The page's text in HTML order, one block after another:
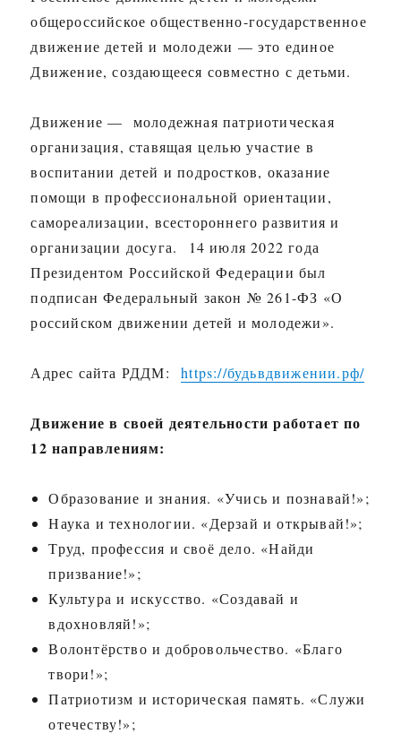
общероссийское общественно-государственное
движение детей и молодежи — это единое
Движение, создающееся совместно с детьми.
Движение — молодежная патриотическая
организация, ставящая целью участие в
воспитании детей и подростков, оказание
помощи в профессиональной ориентации,
самореализации, всестороннего развития и
организации досуга. 14 июля 2022 года
Президентом Российской Федерации был
подписан Федеральный закон № 261-ФЗ «О
российском движении детей и молодежи».
Адрес сайта РДДМ:https://будьвдвижении.рф/
Движение в своей деятельности работает по
12 направлениям:
Образование и знания. «Учись и познавай!»;
Наука и технологии. «Дерзай и открывай!»;
Труд, профессия и своё дело. «Найди
призвание!»;
Культура и искусство. «Создавай и
вдохновляй!»;
Волонтёрство и добровольчество. «Благо
твори!»;
Патриотизм и историческая память. «Служи
отечеству!»;